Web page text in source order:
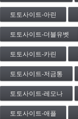
토토사이트-아린
토토사이트-더블유벳
토토사이트-카린
토토사이트-저금통
토토사이트-레모나
토토사이트-애플